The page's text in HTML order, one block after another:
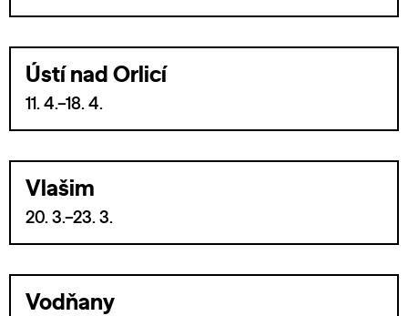
Ústí nad Orlicí
11. 4.–18. 4.
Vlašim
20. 3.–23. 3.
Vodňany